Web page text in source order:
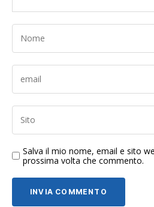
Salva il mio nome, email e sito
prossima volta che commento.